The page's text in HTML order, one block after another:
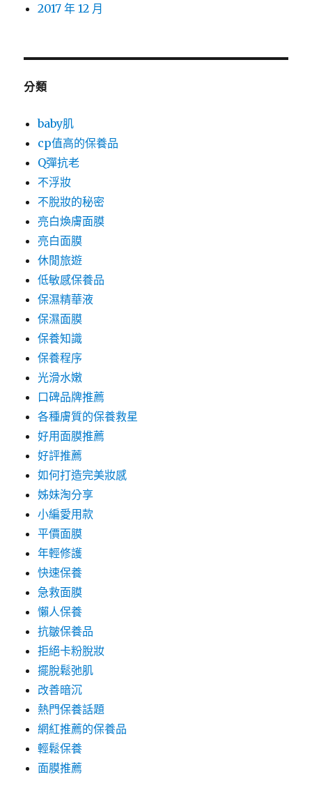
2017 年 12 月
分類
baby肌
cp值高的保養品
Q彈抗老
不浮妝
不脫妝的秘密
亮白煥膚面膜
亮白面膜
休閒旅遊
低敏感保養品
保濕精華液
保濕面膜
保養知識
保養程序
光滑水嫩
口碑品牌推薦
各種膚質的保養救星
好用面膜推薦
好評推薦
如何打造完美妝感
姊妹淘分享
小編愛用款
平價面膜
年輕修護
快速保養
急救面膜
懶人保養
抗皺保養品
拒絕卡粉脫妝
擺脫鬆弛肌
改善暗沉
熱門保養話題
網紅推薦的保養品
輕鬆保養
面膜推薦